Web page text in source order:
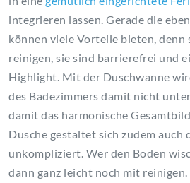
integrieren lassen. Gerade die
können viele Vorteile bieten, denn
reinigen, sie sind barrierefrei und
Highlight. Mit der Duschwanne
des Badezimmers damit nicht
damit das harmonische
Dusche gestaltet sich zudem auch
unkompliziert. Wer den Boden
dann ganz leicht noch mit